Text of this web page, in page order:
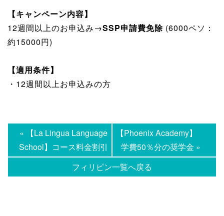
【キャンペーン内容】
12週間以上のお申込み→SSP申請費免除 (6000ペソ：
約15000円)
【適用条件】
・12週間以上お申込みの方
« 【La Lingua Language
School】コース料金割引
フィリピン一覧へ戻る
【Phoenix Academy】
学費50％分の奨学金 »